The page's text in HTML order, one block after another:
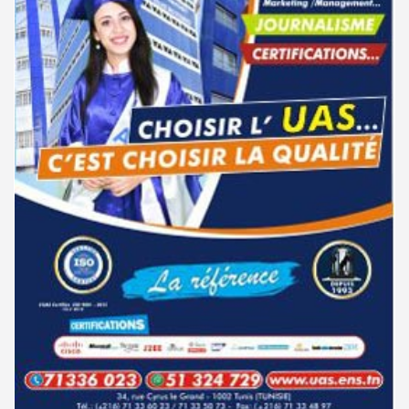
01-08 باك 2026 : تمديد آجال تعمير الاختيارات للدورة الرئيسية للتوجيه الجامعي
31-07 جامعة تونس المنار : التسجيل في الثالثة إجازة للحاصلين على شهادة مرحلة أولى
تحضيريّة
31-07
الترشح للماجستير بالمعهد العالى للدراسات التكنولوجية بجندوبة 2026-
2027
31-07 فتح باب الترشح للإلتحاق بمرحلة ماجستير البحث في الدراسات الإفريقية
31-07 الترشح للماجستير بالمعهد العالي للعلوم الإسلامية بالقيروان 2026-2027
31-07 الترشح للماجستير بكلية الصيدلة بالمنستير 2026-2027
31-07 مناظرات إنتداب أساتذة التربية البدنية : بلاغ خاص بالناجحين في القائمة
31-07 جامعة تونس المنار : مناظرة النقل الجامعية في نفس الاختصاص 2026-2027
كل الأخبار
15-11
11-09 الإعلان عن نتائج مناظرة الإلتحاق بالتكوين في مستوى مؤهل التقني السامي -
دورة سبتمبر 2024
02-09 نتائج مناظرة الإلتحاق بالتكوين في مستوى مؤهل التقني السامي - دورة
سبتمبر 2024
28-06 دليل التوجيه للأكاديميات والمدارس العسكرية 2024
27-06
مناظرة الدخول للأكاديميات العسكرية 2024-2025
21-06 مناظرة الإلتحاق بالتكوين في مستوى مؤهل التقني السامي - دورة سبتمبر
2024
24-01 نتائج مناظرة الإلتحاق بالتكوين في مستوى مؤهل التقني السامي - دورة فيفري
2024
21-11 مناظرة إنتداب ضباط إصلاح بوزارة العدل لسنة 2023
17-11 مناظرة الإلتحاق بالتكوين في مستوى مؤهل التقني السامي - دورة فيفري 2024